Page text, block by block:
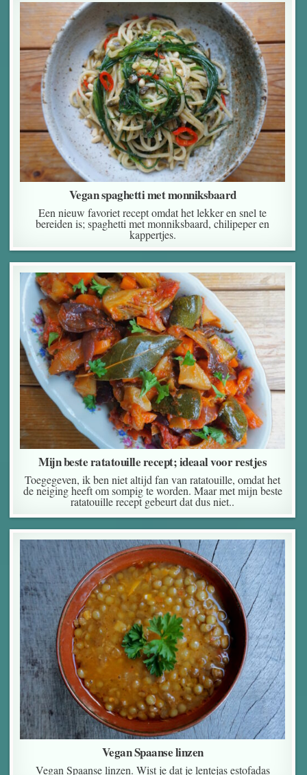
Vegan spaghetti met monniksbaard
Een nieuw favoriet recept omdat het lekker en snel te
bereiden is; spaghetti met monniksbaard, chilipeper en
kappertjes.
Mijn beste ratatouille recept; ideaal voor restjes
Toegegeven, ik ben niet altijd fan van ratatouille, omdat het
de neiging heeft om sompig te worden. Maar met mijn beste
ratatouille recept gebeurt dat dus niet..
Vegan Spaanse linzen
Vegan Spaanse linzen. Wist je dat je lentejas estofadas